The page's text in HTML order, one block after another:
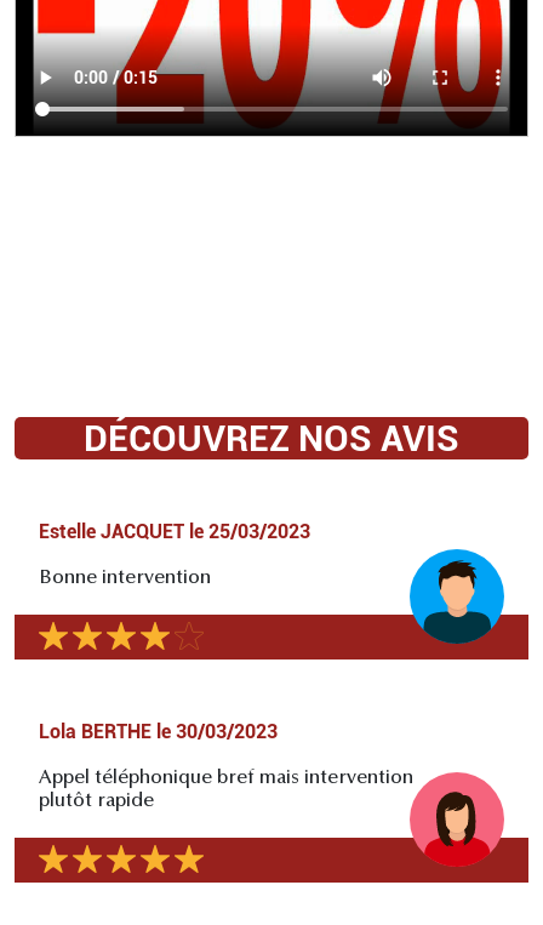
DÉCOUVREZ NOS AVIS
Estelle JACQUET le 25/03/2023
Bonne intervention
Lola BERTHE le 30/03/2023
Appel téléphonique bref mais intervention
plutôt rapide